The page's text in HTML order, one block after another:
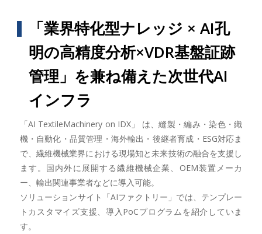
「業界特化型ナレッジ × AI孔
明の高精度分析×VDR基盤証跡
管理」を兼ね備えた次世代AI
インフラ
「AI TextileMachinery on IDX」 は、縫製・編み・染色・織
機・自動化・品質管理・海外輸出・後継者育成・ESG対応ま
で、繊維機械業界における現場知と未来技術の融合を支援し
ます。国内外に展開する繊維機械企業、OEM装置メーカ
ー、輸出関連事業者などに導入可能。
ソリューションサイト「AIファクトリー」では、テンプレー
トカスタマイズ支援、導入PoCプログラムを紹介していま
す。